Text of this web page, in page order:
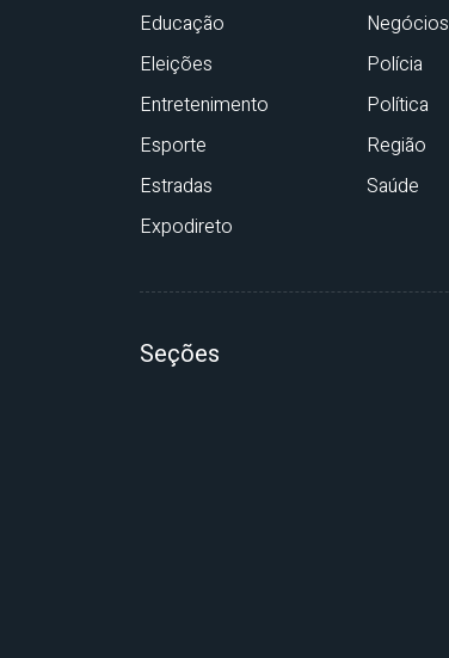
Educação
Eleições
Entretenimento
Esporte
Estradas
Expodireto
Negócios
Polícia
Política
Região
Saúde
Seções